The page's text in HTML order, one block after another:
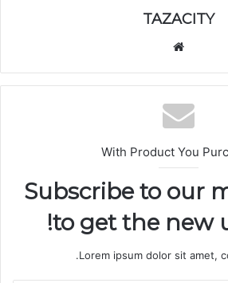
TAZACITY
الوي
ب
With Product You
Subscribe to our
to get the new
Lorem ipsum dolor sit amet,